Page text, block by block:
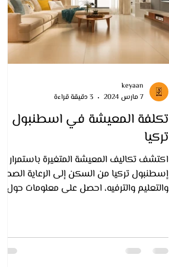
تكلفة المعيشة في اسطنبول
تركيا
اكتشف تكاليف المعيشة المتغيرة باستمرار في
إسطنبول تركيا من السكن إلى الرعاية الصحية
والتعليم والترفيه، احصل على معلومات حول
keyaan
7 مارس 2024
3 دقيقة قراءة